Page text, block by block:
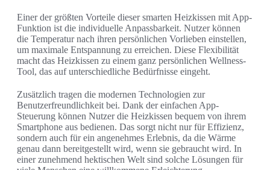
Einer der größten Vorteile dieser smarten Heizkissen mit App-
Funktion ist die individuelle Anpassbarkeit. Nutzer können
die Temperatur nach ihren persönlichen Vorlieben einstellen,
um maximale Entspannung zu erreichen. Diese Flexibilität
macht das Heizkissen zu einem ganz persönlichen Wellness-
Tool, das auf unterschiedliche Bedürfnisse eingeht.
Zusätzlich tragen die modernen Technologien zur
Benutzerfreundlichkeit bei. Dank der einfachen App-
Steuerung können Nutzer die Heizkissen bequem von ihrem
Smartphone aus bedienen. Das sorgt nicht nur für Effizienz,
sondern auch für ein angenehmes Erlebnis, da die Wärme
genau dann bereitgestellt wird, wenn sie gebraucht wird. In
einer zunehmend hektischen Welt sind solche Lösungen für